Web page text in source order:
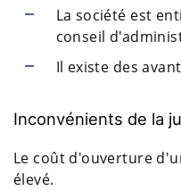
La société est
conseil
Il existe des
Inconvénients de la
Le coût d'ouverture
élevé.